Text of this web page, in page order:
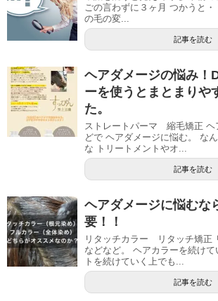
ごの言わずに３ヶ月 つかうと
の毛の変...
記事を読む
ヘアダメージの悩み！
ーを使うとまとまりや
た。
ストレートパーマ 縮毛矯正
どで ヘアダメージに悩む。 な
な トリートメントやオ...
記事を読む
ヘアダメージに悩むな
要！！
リタッチカラー リタッチ矯正
などなど。 ヘアカラーを続け
トを続けていく上でも...
記事を読む